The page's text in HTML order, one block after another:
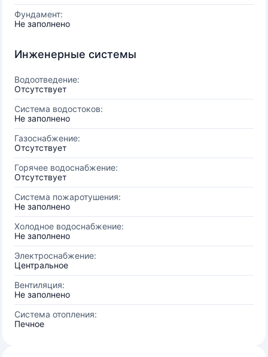
Фундамент:
Не заполнено
Инженерные системы
Водоотведение:
Отсутствует
Система водостоков:
Не заполнено
Газоснабжение:
Отсутствует
Горячее водоснабжение:
Отсутствует
Система пожаротушения:
Не заполнено
Холодное водоснабжение:
Не заполнено
Электроснабжение:
Центральное
Вентиляция:
Не заполнено
Система отопления:
Печное